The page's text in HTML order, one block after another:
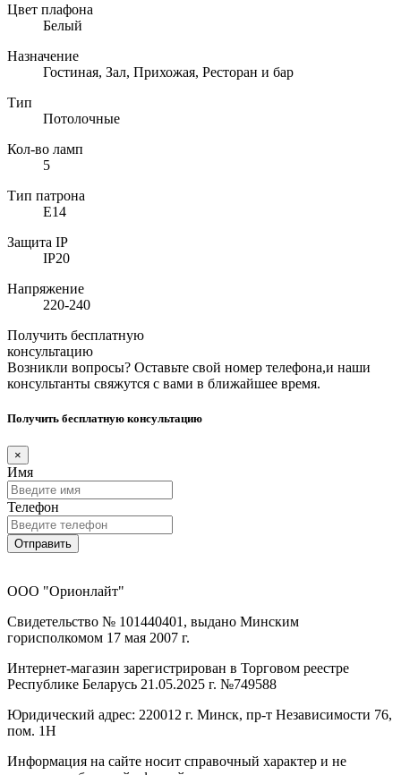
Цвет плафона
Белый
Назначение
Гостиная, Зал, Прихожая, Ресторан и бар
Тип
Потолочные
Кол-во ламп
5
Тип патрона
E14
Защита IP
IP20
Напряжение
220-240
Получить бесплатную
консультацию
Возникли вопросы? Оставьте свой номер телефона,и наши
консультанты свяжутся с вами в ближайшее время.
Получить бесплатную консультацию
×
Имя
Телефон
Отправить
ООО "Орионлайт"
Свидетельство № 101440401, выдано Минским
горисполкомом 17 мая 2007 г.
Интернет-магазин зарегистрирован в Торговом реестре
Республике Беларусь 21.05.2025 г. №749588
Юридический адрес: 220012 г. Минск, пр-т Независимости 76,
пом. 1Н
Информация на сайте носит справочный характер и не